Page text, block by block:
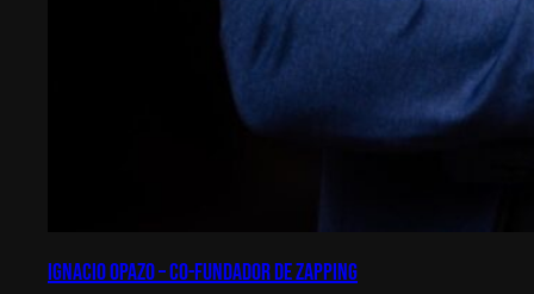
Ignacio Opazo – Co-Fundador de Zapping